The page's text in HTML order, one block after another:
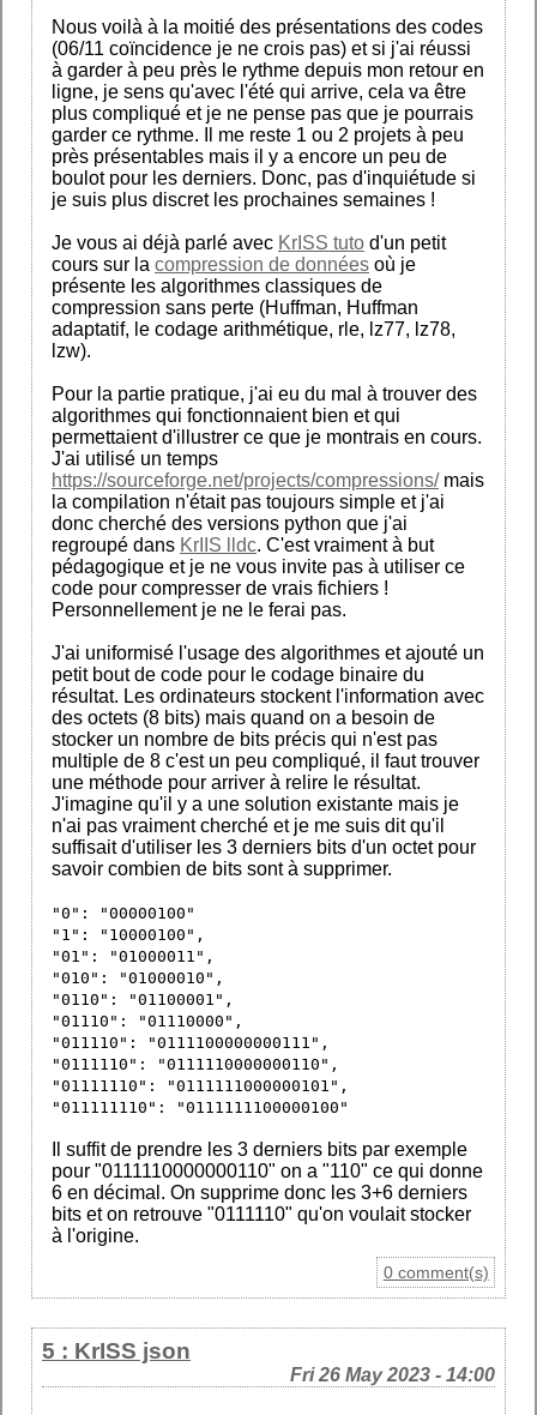
Nous voilà à la moitié des présentations des codes
(06/11 coïncidence je ne crois pas) et si j'ai réussi
à garder à peu près le rythme depuis mon retour en
ligne, je sens qu'avec l'été qui arrive, cela va être
plus compliqué et je ne pense pas que je pourrais
garder ce rythme. Il me reste 1 ou 2 projets à peu
près présentables mais il y a encore un peu de
boulot pour les derniers. Donc, pas d'inquiétude si
je suis plus discret les prochaines semaines !
Je vous ai déjà parlé avec KrISS tuto d'un petit
cours sur la compression de données où je
présente les algorithmes classiques de
compression sans perte (Huffman, Huffman
adaptatif, le codage arithmétique, rle, lz77, lz78,
lzw).
Pour la partie pratique, j'ai eu du mal à trouver des
algorithmes qui fonctionnaient bien et qui
permettaient d'illustrer ce que je montrais en cours.
J'ai utilisé un temps
https://sourceforge.net/projects/compressions/mais
la compilation n'était pas toujours simple et j'ai
donc cherché des versions python que j'ai
regroupé dans KrIIS lldc. C'est vraiment à but
pédagogique et je ne vous invite pas à utiliser ce
code pour compresser de vrais fichiers !
Personnellement je ne le ferai pas.
J'ai uniformisé l'usage des algorithmes et ajouté un
petit bout de code pour le codage binaire du
résultat. Les ordinateurs stockent l'information avec
des octets (8 bits) mais quand on a besoin de
stocker un nombre de bits précis qui n'est pas
multiple de 8 c'est un peu compliqué, il faut trouver
une méthode pour arriver à relire le résultat.
J'imagine qu'il y a une solution existante mais je
n'ai pas vraiment cherché et je me suis dit qu'il
suffisait d'utiliser les 3 derniers bits d'un octet pour
savoir combien de bits sont à supprimer.
"0": "00000100"
"1": "10000100",
"01": "01000011",
"010": "01000010",
"0110": "01100001",
"01110": "01110000",
"011110": "0111100000000111",
"0111110": "0111110000000110",
"01111110": "0111111000000101",
"011111110": "0111111100000100"
Il suffit de prendre les 3 derniers bits par exemple
pour "0111110000000110" on a "110" ce qui donne
6 en décimal. On supprime donc les 3+6 derniers
bits et on retrouve "0111110" qu'on voulait stocker
à l'origine.
0 comment(s)
5 : KrISS json
Fri 26 May 2023 - 14:00